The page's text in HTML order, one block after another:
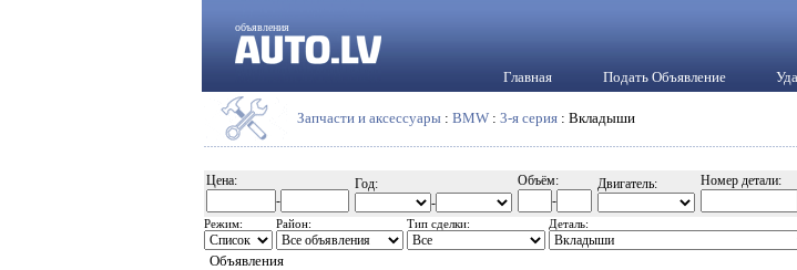
объявления
Главная Подать Объявление
Запчасти и аксессуары : BMW : 3-я серия : Вкладыши
Цена:
-
Год:
-
Объём:
-
Двигатель: Номер детали:
Режим: Район: Тип сделки: Деталь:
Объявления